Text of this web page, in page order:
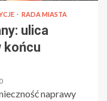
RADA MIASTA
ulica
końcu
naprawy